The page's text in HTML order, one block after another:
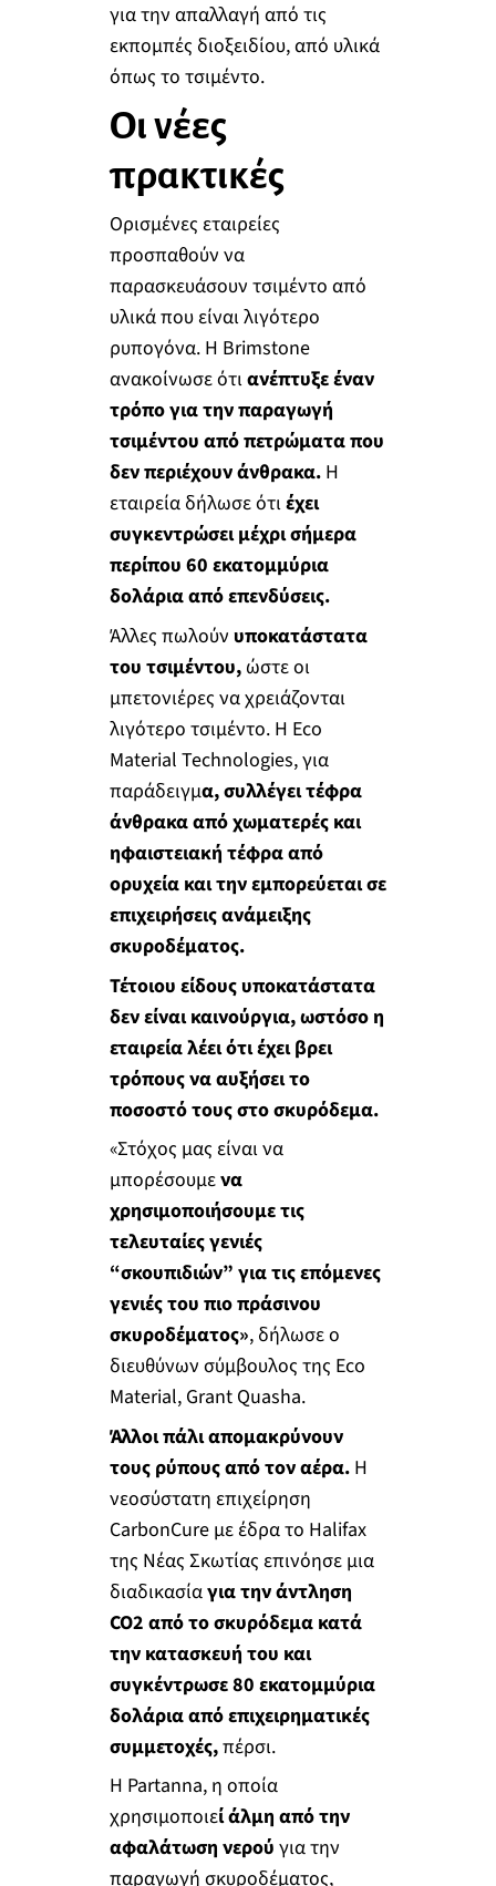
για την απαλλαγή από τις
εκπομπές διοξειδίου, από υλικά
όπως το τσιμέντο.
Οι νέες
πρακτικές
Ορισμένες εταιρείες
προσπαθούν να
παρασκευάσουν τσιμέντο από
υλικά που είναι λιγότερο
ρυπογόνα. Η Brimstone
ανακοίνωσε ότιανέπτυξε έναν
τρόπο για την παραγωγή
τσιμέντου από πετρώματα που
δεν περιέχουν άνθρακα.Η
εταιρεία δήλωσε ότιέχει
συγκεντρώσει μέχρι σήμερα
περίπου 60 εκατομμύρια
δολάρια από επενδύσεις.
Άλλες πωλούν υποκατάστατα
του τσιμέντου,ώστε οι
μπετονιέρες να χρειάζονται
λιγότερο τσιμέντο. Η Eco
Material Technologies, για
παράδειγμα, συλλέγει τέφρα
άνθρακα από χωματερές και
ηφαιστειακή τέφρα από
ορυχεία και την εμπορεύεται σε
επιχειρήσεις ανάμειξης
σκυροδέματος.
Τέτοιου είδους υποκατάστατα
δεν είναι καινούργια, ωστόσο η
εταιρεία λέει ότι έχει βρει
τρόπους να αυξήσει το
ποσοστό τους στο σκυρόδεμα.
«Στόχος μας είναι να
μπορέσουμενα
χρησιμοποιήσουμε τις
τελευταίες γενιές
“σκουπιδιών” για τις επόμενες
γενιές του πιο πράσινου
σκυροδέματος», δήλωσε ο
διευθύνων σύμβουλος της Eco
Material, Grant Quasha.
Άλλοι πάλι απομακρύνουν
τους ρύπους από τον αέρα.Η
νεοσύστατη επιχείρηση
CarbonCure με έδρα το Halifax
της Νέας Σκωτίας επινόησε μια
διαδικασίαγια την άντληση
CO2 από το σκυρόδεμα κατά
την κατασκευή του και
συγκέντρωσε 80 εκατομμύρια
δολάρια από επιχειρηματικές
συμμετοχές,πέρσι.
Η Partanna, η οποία
χρησιμοποιεί άλμη από την
αφαλάτωση νερού για την
παραγωγή σκυροδέματος,